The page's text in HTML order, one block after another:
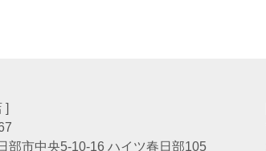
]
部市中央5-10-16 ハイツ春日部105